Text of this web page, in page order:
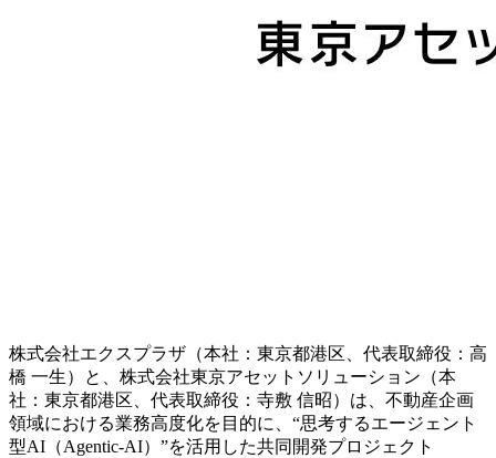
株式会社エクスプラザ（本社：東京都港区、代表取締役：高
橋 一生）と、株式会社東京アセットソリューション（本
社：東京都港区、代表取締役：寺敷 信昭）は、不動産企画
領域における業務高度化を目的に、“思考するエージェント
型AI（Agentic-AI）”を活用した共同開発プロジェクト